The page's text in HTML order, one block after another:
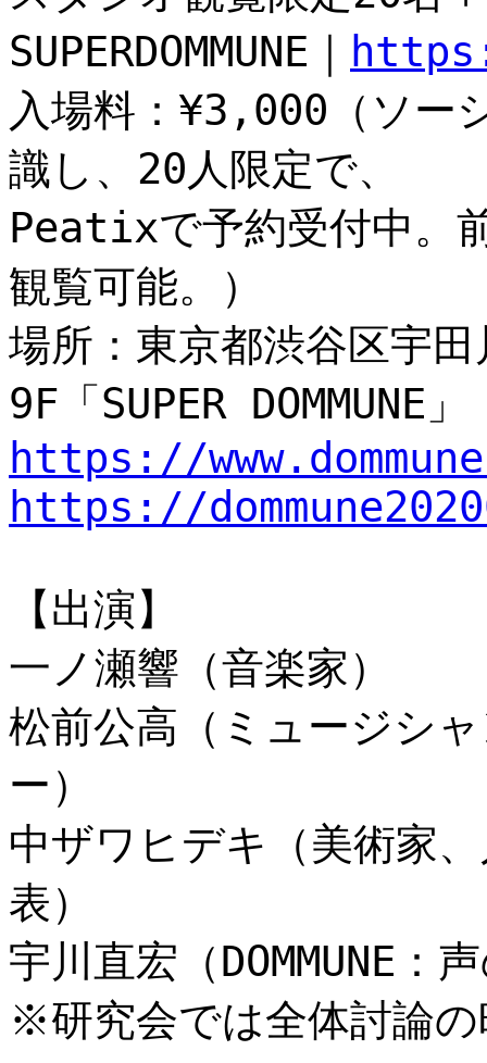
SUPERDOMMUNE｜
入場料：¥3,000（ソー
識し、20人限定で、
Peatixで予約受付中。
観覧可能。）
場所：東京都渋谷区宇
9F「SUPER DOMMUNE」
https://
https://
【出演】
一ノ瀬響（音楽家）
松前公高（ミュージシ
ー）
中ザワヒデキ（美術家
表）
宇川直宏（DOMMUNE：
※研究会では全体討論